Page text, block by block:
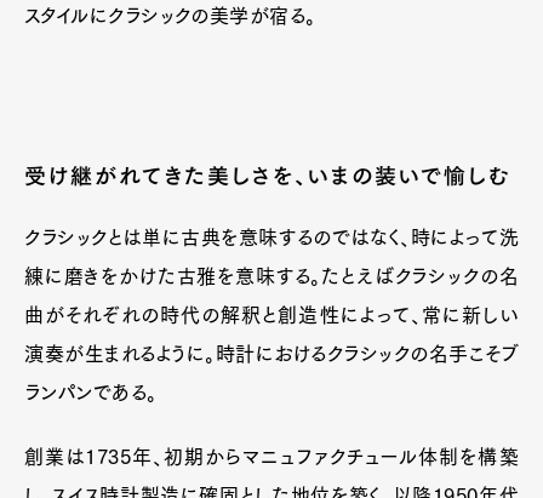
スタイルにクラシックの美学が宿る。
受け継がれてきた美しさを、いまの装いで愉しむ
クラシックとは単に古典を意味するのではなく、時によって洗
練に磨きをかけた古雅を意味する。たとえばクラシックの名
曲がそれぞれの時代の解釈と創造性によって、常に新しい
演奏が生まれるように。時計におけるクラシックの名手こそブ
ランパンである。
創業は1735年、初期からマニュファクチュール体制を構築